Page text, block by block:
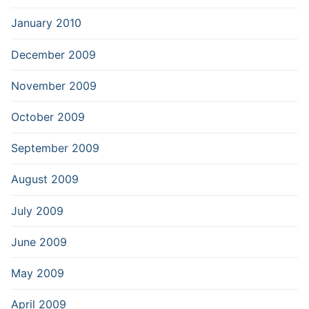
January 2010
December 2009
November 2009
October 2009
September 2009
August 2009
July 2009
June 2009
May 2009
April 2009